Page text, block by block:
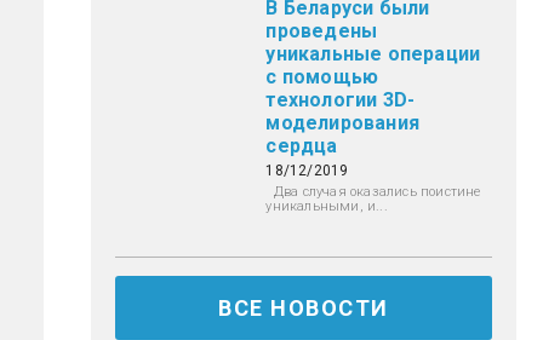
В Беларуси были
проведены
уникальные операции
с помощью
технологии 3D-
моделирования
сердца
18/12/2019
Два случая оказались поистине
уникальными, и...
ВСЕ НОВОСТИ